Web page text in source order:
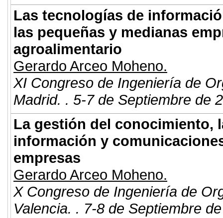
Las tecnologías de
las pequeñas y medianas
agroalimentario
Gerardo Arceo Moheno.
XI Congreso de Ingeniería de
Madrid. . 5-7 de Septiembre de
La gestión del conocimiento,
información y
empresas
Gerardo Arceo Moheno.
X Congreso de Ingeniería de
Valencia. . 7-8 de Septiembre